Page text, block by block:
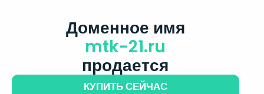
Доменное имя
mtk-21.ru
продается
КУПИТЬ СЕЙЧАС